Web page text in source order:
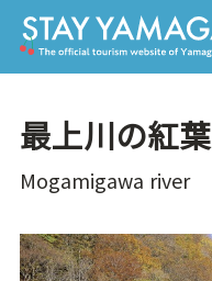
最上川の紅葉
Mogamigawa river